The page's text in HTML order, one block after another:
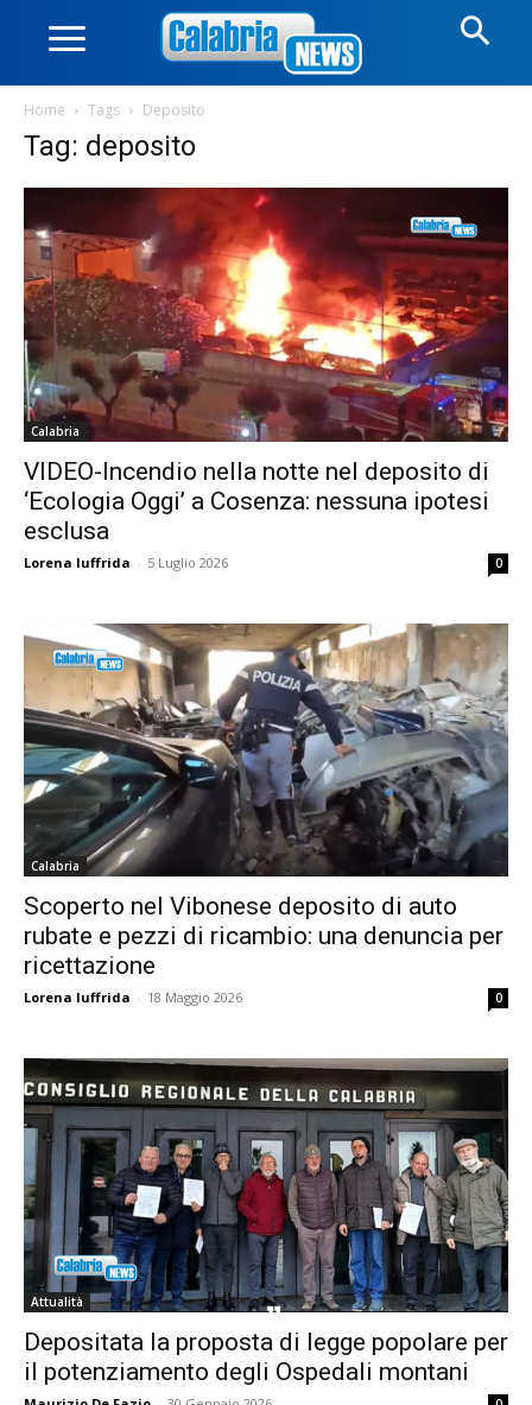
Home Tags Deposito
Tag: deposito
Calabria
VIDEO-Incendio nella notte nel deposito di
‘Ecologia Oggi’ a Cosenza: nessuna ipotesi
esclusa
Lorena Iuffrida - 5 Luglio 2026 0
Calabria
Scoperto nel Vibonese deposito di auto
rubate e pezzi di ricambio: una denuncia per
ricettazione
Lorena Iuffrida - 18 Maggio 2026 0
Attualità
Depositata la proposta di legge popolare per
il potenziamento degli Ospedali montani